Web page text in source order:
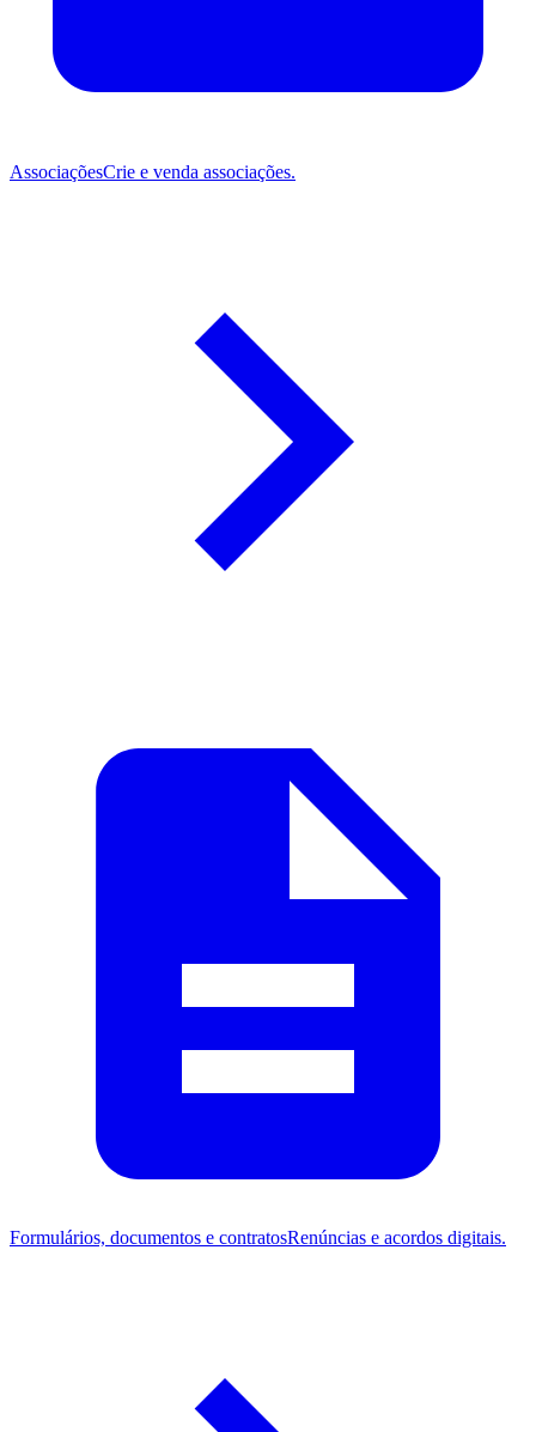
AssociaçõesCrie e venda associações.
Formulários, documentos e contratosRenúncias e acordos digitais.